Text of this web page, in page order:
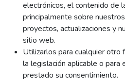
electrónicos, el contenido de
principalmente sobre
proyectos, actualizaciones y
sitio web.
Utilizarlos para cualquier
la legislación aplicable o para
prestado su consentimiento.